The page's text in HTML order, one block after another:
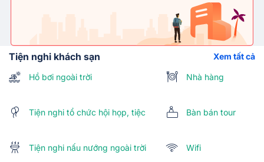
Tiện nghi khách sạn Xem tất cả
Hồ bơi ngoài trời Nhà hàng
Tiện nghi tổ chức hội họp, tiệc Bàn bán tour
Tiện nghi nấu nướng ngoài trời Wifi